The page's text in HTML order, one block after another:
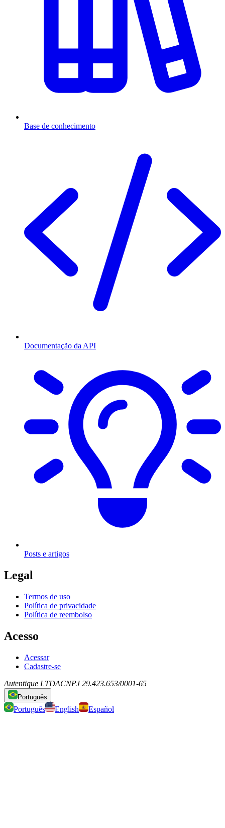
Base de conhecimento
Documentação da API
Posts e artigos
Legal
Termos de uso
Política de privacidade
Política de reembolso
Acesso
Acessar
Cadastre-se
Autentique LTDACNPJ 29.423.653/0001-65
Português
Português English Español